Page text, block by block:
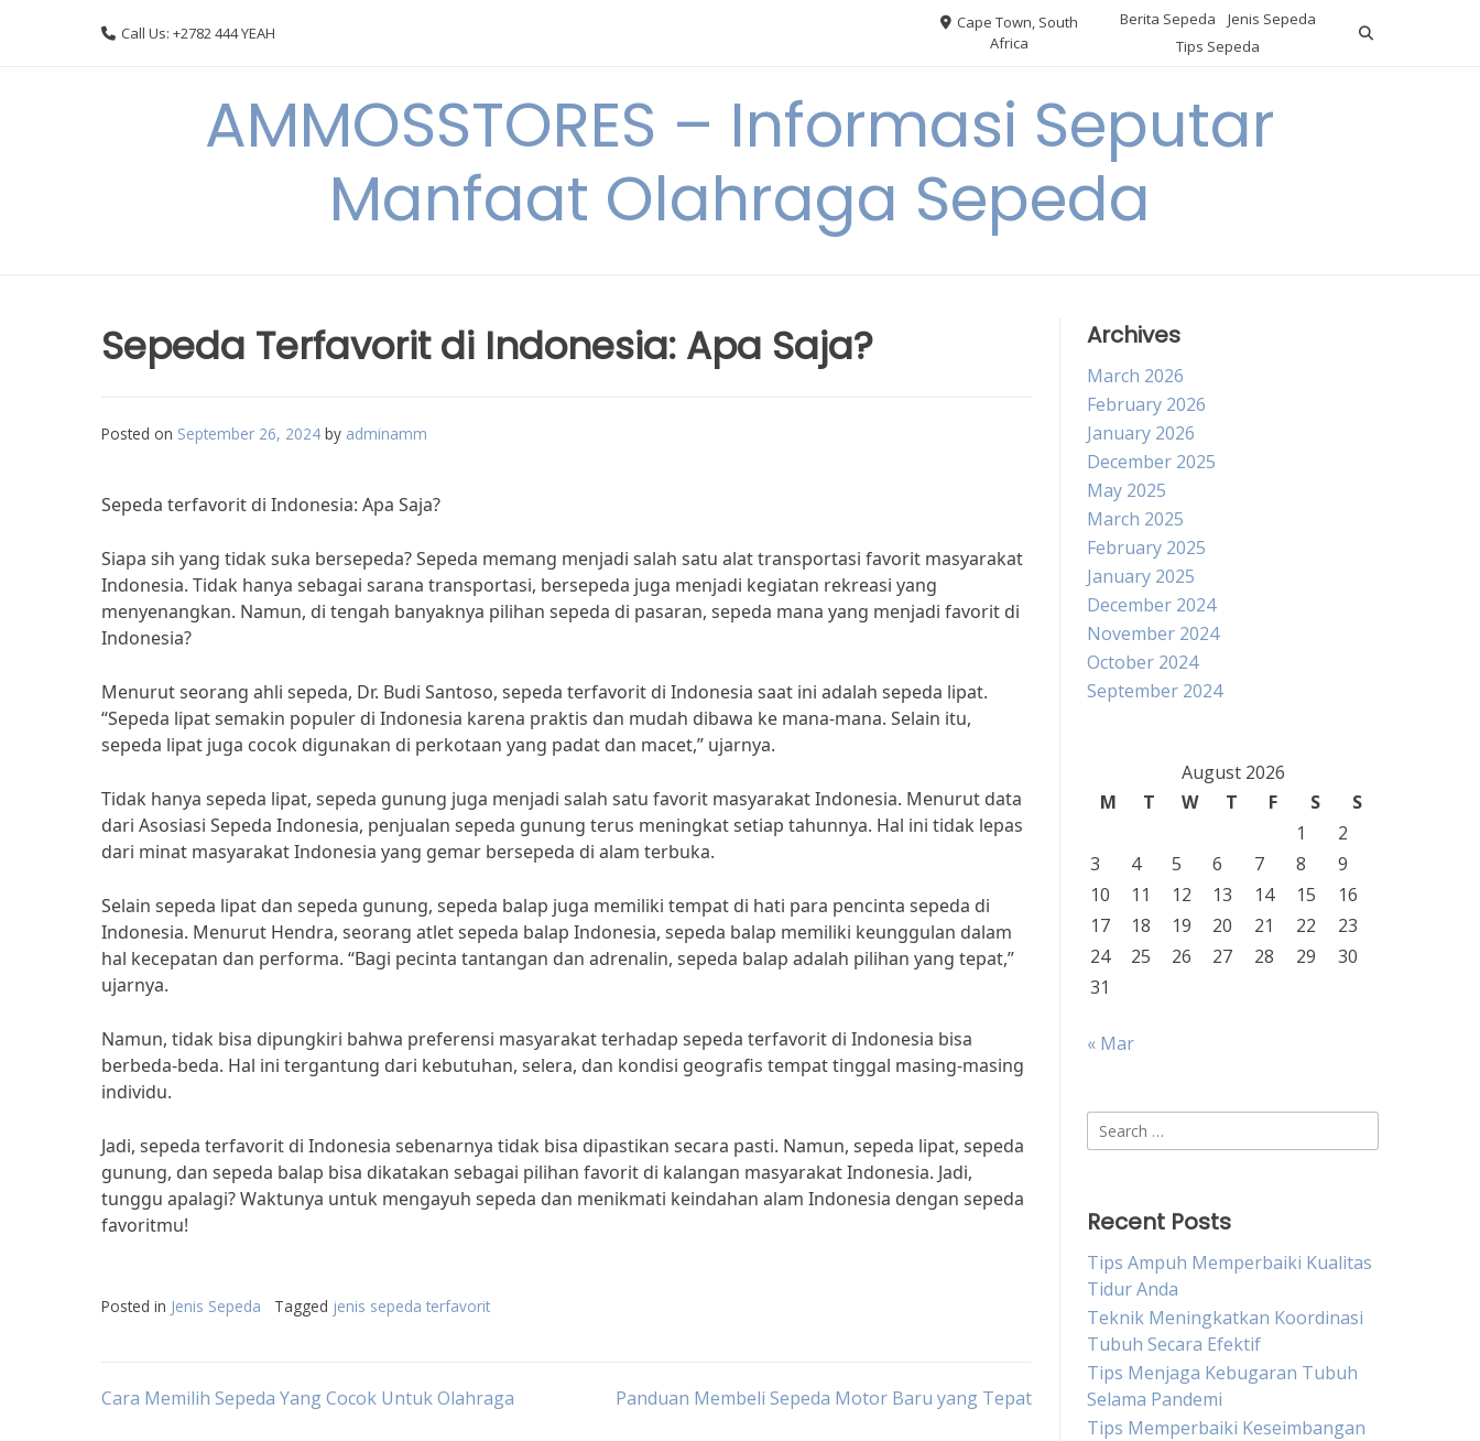
Call Us: +2782 444 YEAH
Cape Town, South
Africa
Berita Sepeda
Jenis Sepeda
Tips Sepeda
AMMOSSTORES – Informasi Seputar
Manfaat Olahraga Sepeda
Sepeda Terfavorit di Indonesia: Apa Saja?
Posted on September 26, 2024 by adminamm
Sepeda terfavorit di Indonesia: Apa Saja?
Siapa sih yang tidak suka bersepeda? Sepeda memang menjadi salah satu alat transportasi favorit masyarakat
Indonesia. Tidak hanya sebagai sarana transportasi, bersepeda juga menjadi kegiatan rekreasi yang
menyenangkan. Namun, di tengah banyaknya pilihan sepeda di pasaran, sepeda mana yang menjadi favorit di
Indonesia?
Menurut seorang ahli sepeda, Dr. Budi Santoso, sepeda terfavorit di Indonesia saat ini adalah sepeda lipat.
“Sepeda lipat semakin populer di Indonesia karena praktis dan mudah dibawa ke mana-mana. Selain itu,
sepeda lipat juga cocok digunakan di perkotaan yang padat dan macet,” ujarnya.
Tidak hanya sepeda lipat, sepeda gunung juga menjadi salah satu favorit masyarakat Indonesia. Menurut data
dari Asosiasi Sepeda Indonesia, penjualan sepeda gunung terus meningkat setiap tahunnya. Hal ini tidak lepas
dari minat masyarakat Indonesia yang gemar bersepeda di alam terbuka.
Selain sepeda lipat dan sepeda gunung, sepeda balap juga memiliki tempat di hati para pencinta sepeda di
Indonesia. Menurut Hendra, seorang atlet sepeda balap Indonesia, sepeda balap memiliki keunggulan dalam
hal kecepatan dan performa. “Bagi pecinta tantangan dan adrenalin, sepeda balap adalah pilihan yang tepat,”
ujarnya.
Namun, tidak bisa dipungkiri bahwa preferensi masyarakat terhadap sepeda terfavorit di Indonesia bisa
berbeda-beda. Hal ini tergantung dari kebutuhan, selera, dan kondisi geografis tempat tinggal masing-masing
individu.
Jadi, sepeda terfavorit di Indonesia sebenarnya tidak bisa dipastikan secara pasti. Namun, sepeda lipat, sepeda
gunung, dan sepeda balap bisa dikatakan sebagai pilihan favorit di kalangan masyarakat Indonesia. Jadi,
tunggu apalagi? Waktunya untuk mengayuh sepeda dan menikmati keindahan alam Indonesia dengan sepeda
favoritmu!
Posted in Jenis Sepeda Tagged jenis sepeda terfavorit
Post
Cara Memilih Sepeda Yang Cocok Untuk Olahraga Panduan Membeli Sepeda Motor Baru yang Tepat
Archives
March 2026
February 2026
January 2026
December 2025
May 2025
March 2025
February 2025
January 2025
December 2024
November 2024
October 2024
September 2024
August 2026
M
T W T F S
S
1
2
3
4 5 6 7 8
9
10
11 12 13 14 15
16
17
18 19 20 21 22
23
24
25 26 27 28 29
30
31
« Mar
Search
for:
Recent Posts
Tips Ampuh Memperbaiki Kualitas
Tidur Anda
Teknik Meningkatkan Koordinasi
Tubuh Secara Efektif
Tips Menjaga Kebugaran Tubuh
Selama Pandemi
Tips Memperbaiki Keseimbangan